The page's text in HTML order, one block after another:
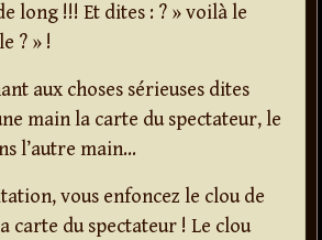
long !!! Et dites : ? » voilà le
? » !
aux choses sérieuses dites
main la carte du spectateur, le
l’autre main…
vous enfoncez le clou de
carte du spectateur ! Le clou